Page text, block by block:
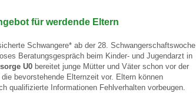
für werdende Eltern
Schwangere* ab der 28. Schwangerschaftswoche
Beratungsgespräch beim Kinder- und Jugendarzt in
U0 bereitet junge Mütter und Väter schon vor der
bevorstehende Elternzeit vor. Eltern können
qualifizierte Informationen Fehlverhalten vorbeugen.